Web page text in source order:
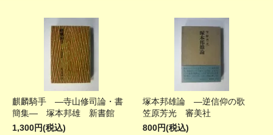
麒麟騎手 ―寺山修司論・書
簡集― 塚本邦雄 新書館
1,300円(税込)
塚本邦雄論 ―逆信仰の歌
笠原芳光 審美社
800円(税込)